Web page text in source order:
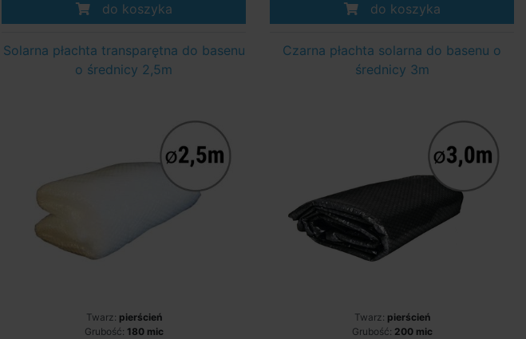
do koszyka do koszyka
Solarna płachta transparętna do basenu
o średnicy 2,5m
Twarz: pierścień
Grubość: 180 mic
Czarna płachta solarna do basenu o
średnicy 3m
Twarz: pierścień
Grubość: 200 mic